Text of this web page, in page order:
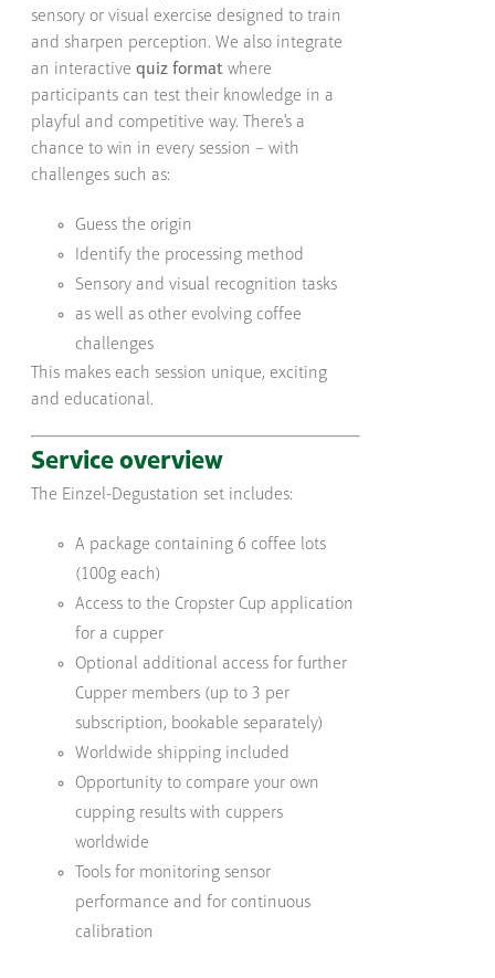
sensory or visual exercise designed to train
and sharpen perception. We also integrate
an interactivequiz format where
participants can test their knowledge in a
playful and competitive way. There's a
chance to win in every session – with
challenges such as:
Guess the origin
Identify the processing method
Sensory and visual recognition tasks
as well as other evolving coffee
challenges
This makes each session unique, exciting
and educational.
Service overview
The Einzel-Degustation set includes:
A package containing 6 coffee lots
(100g each)
Access to the Cropster Cup application
for a cupper
Optional additional access for further
Cupper members (up to 3 per
subscription, bookable separately)
Worldwide shipping included
Opportunity to compare your own
cupping results with cuppers
worldwide
Tools for monitoring sensor
performance and for continuous
calibration